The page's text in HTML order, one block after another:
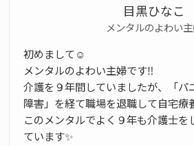
目黒ひなこ
メンタルのよわい
初めまして☺️
メンタルのよわい主婦です‼️
介護を９年間していましたが、「パ
障害」を経て職場を退職して自宅療
このメンタルでよく９年も介護士を
ています✨